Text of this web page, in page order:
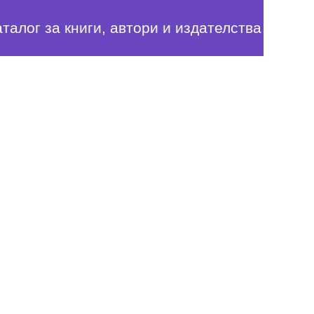
за книги, автори и издателства